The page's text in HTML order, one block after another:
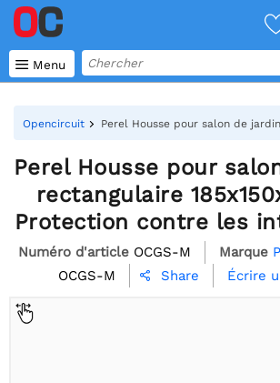
 Menu
Opencircuit Perel Housse pour salon de
Perel Housse pour
rectangulaire
Protection contre les
Numéro d'article OCGS-M Marque
OCGS-M
 Share Écrire